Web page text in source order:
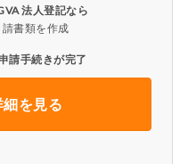
法人登記なら
書類を作成
請手続きが完了
を見る